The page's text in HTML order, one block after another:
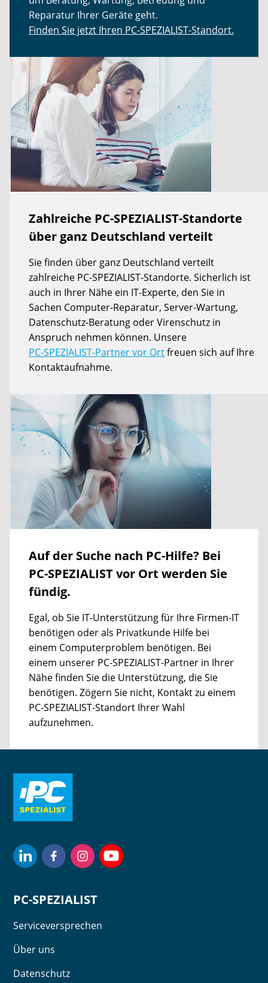
Reparatur Ihrer Geräte geht.
Finden Sie jetzt Ihren PC-SPEZIALIST-Standort.
Zahlreiche PC-SPEZIALIST-Standorte
über ganz Deutschland verteilt
Sie finden über ganz Deutschland verteilt
zahlreiche PC-SPEZIALIST-Standorte. Sicherlich ist
auch in Ihrer Nähe ein IT-Experte, den Sie in
Sachen Computer-Reparatur, Server-Wartung,
Datenschutz-Beratung oder Virenschutz in
Anspruch nehmen können. Unsere
PC-SPEZIALIST-Partner vor Ortfreuen sich auf Ihre
Kontaktaufnahme.
Auf der Suche nach PC-Hilfe? Bei
PC-SPEZIALIST vor Ort werden Sie
fündig.
Egal, ob Sie IT-Unterstützung für Ihre Firmen-IT
benötigen oder als Privatkunde Hilfe bei
einem Computerproblem benötigen. Bei
einem unserer PC-SPEZIALIST-Partner in Ihrer
Nähe finden Sie die Unterstützung, die Sie
benötigen. Zögern Sie nicht, Kontakt zu einem
PC-SPEZIALIST-Standort Ihrer Wahl
aufzunehmen.
PC-SPEZIALIST
Serviceversprechen
Über uns
Datenschutz